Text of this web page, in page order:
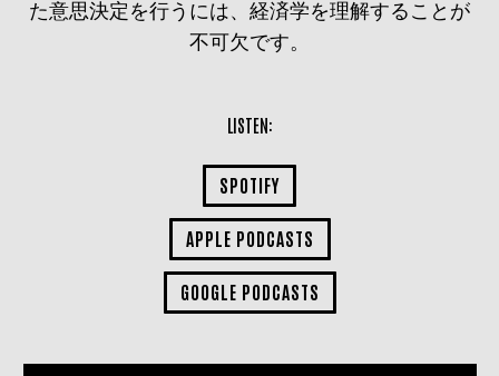
た意思決定を行うには、経済学を理解することが
不可欠です。
LISTEN:
SPOTIFY
APPLE PODCASTS
GOOGLE PODCASTS